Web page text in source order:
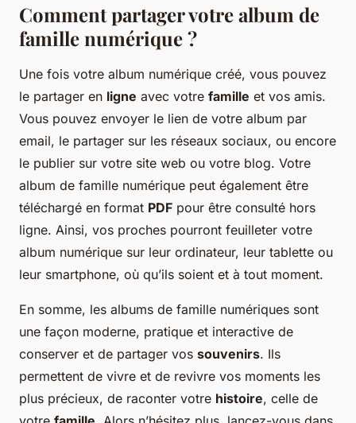
Comment partager votre album de
famille numérique ?
Une fois votre album numérique créé, vous pouvez
le partager en ligne avec votre famille et vos amis.
Vous pouvez envoyer le lien de votre album par
email, le partager sur les réseaux sociaux, ou encore
le publier sur votre site web ou votre blog. Votre
album de famille numérique peut également être
téléchargé en format PDF pour être consulté hors
ligne. Ainsi, vos proches pourront feuilleter votre
album numérique sur leur ordinateur, leur tablette ou
leur smartphone, où qu’ils soient et à tout moment.
En somme, les albums de famille numériques sont
une façon moderne, pratique et interactive de
conserver et de partager vos souvenirs. Ils
permettent de vivre et de revivre vos moments les
plus précieux, de raconter votre histoire, celle de